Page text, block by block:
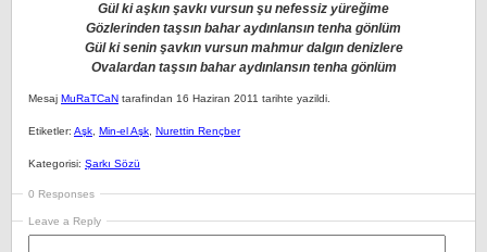
Gül ki aşkın şavkı vursun şu nefessiz yüreğime
Gözlerinden taşsın bahar aydınlansın tenha gönlüm
Gül ki senin şavkın vursun mahmur dalgın denizlere
Ovalardan taşsın bahar aydınlansın tenha gönlüm
Mesaj MuRaTCaN tarafindan 16 Haziran 2011 tarihte yazildi.
Etiketler: Aşk Min-el Aşk Nurettin Rençber
Kategorisi: Şarkı Sözü
0 Responses
Leave a Reply